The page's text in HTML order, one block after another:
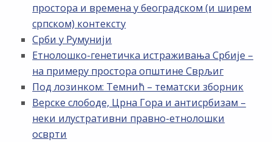
простора и времена у београдском (и ширем
српском) контексту
Срби у Румунији
Етнолошко-генетичка истраживања Србије –
на примеру простора општине Сврљиг
Под лозинком: Темнић – тематски зборник
Верске слободе, Црна Гора и антисрбизам –
неки илустративни правно-етнолошки
осврти